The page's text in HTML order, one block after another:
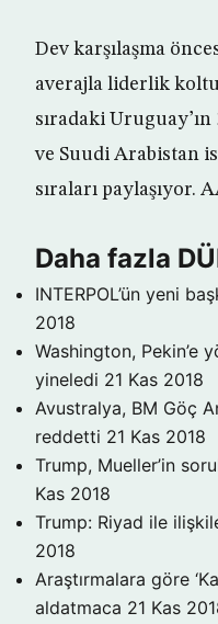
Dev karşılaşma
averajla liderlik
sıradaki
ve Suudi Arabistan
sıraları paylaşıyor.
Daha fazla
INTERPOL’ün yeni
2018
Washington, Pekin’e
yineledi 21 Kas 2018
Avustralya, BM Göç
reddetti 21 Kas 2018
Trump, Mueller’in
Kas 2018
Trump: Riyad ile
2018
Araştırmalara göre
aldatmaca 21 Kas